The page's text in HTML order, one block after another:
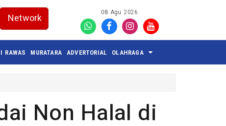
Network 08 Agu 2026
RAWAS MURATARA ADVERTORIAL OLAHRAGA
Non Halal di